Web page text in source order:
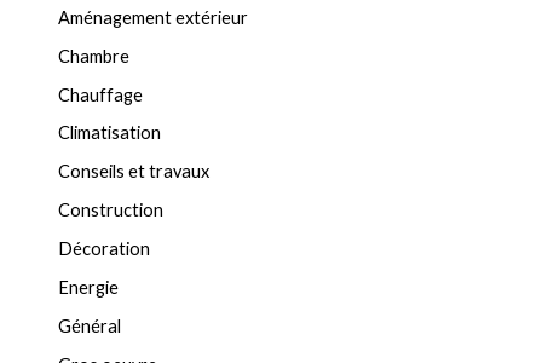
Aménagement extérieur
Chambre
Chauffage
Climatisation
Conseils et travaux
Construction
Décoration
Energie
Général